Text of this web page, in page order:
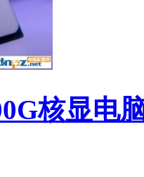
核显电